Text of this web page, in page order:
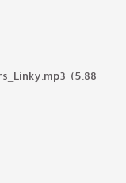
(5.88